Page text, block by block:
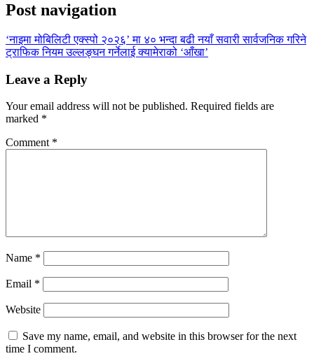
Post navigation
‘नाइमा मोबिलिटी एक्स्पो २०२६’ मा ४० भन्दा बढी नयाँ सवारी सार्वजनिक गरिने
ट्राफिक नियम उल्लङ्घन गर्नेलाई क्यामेराको ‘आँखा’
Leave a Reply
Your email address will not be published. Required fields are
marked *
Comment *
Name *
Email *
Website
Save my name, email, and website in this browser for the next
time I comment.